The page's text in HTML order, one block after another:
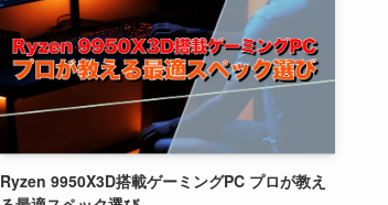
Ryzen 9950X3D搭載ゲーミングPC プロが教え